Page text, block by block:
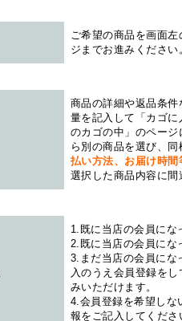
ご希望の商品を画面
ジまでお進みください
商品の詳細や返品条
量を記入して「カゴ
のカゴの中」のペー
ら別の商品を選び、
払い方法、お届け時
選択した商品内容に
1.既に当店の会員にな
2.既に当店の会員にな
3.まだ当店の会員にな
入のうえ会員登録を
みいただけます。
4.会員登録を希望しな
報をご記入してくださ